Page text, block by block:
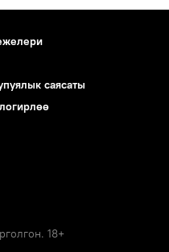
саясаты
18+